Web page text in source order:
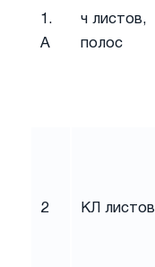
1.
А
ч листов,
полос
2 КЛ листов